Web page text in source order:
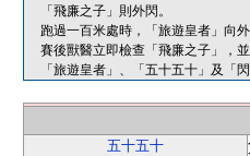
「飛廉之子」則外閃。
跑過一百米處時，「旅遊皇者」向
賽後獸醫立即檢查「飛廉之子」，
「旅遊皇者」、「五十五十」及「
五十五十